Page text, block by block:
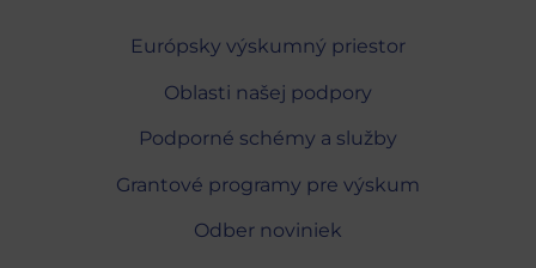
Európsky výskumný priestor
Oblasti našej podpory
Podporné schémy a služby
Grantové programy pre výskum
Odber noviniek